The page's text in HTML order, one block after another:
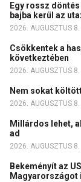
Egy rossz
bajba kerül az
2026. AUGUSZTUS 8.
Csökkentek a
következtében
2026. AUGUSZTUS 8.
Nem sokat
2026. AUGUSZTUS 8.
Millárdos lehet,
ad
2026. AUGUSZTUS 8.
Bekeményít az
Magyarországot